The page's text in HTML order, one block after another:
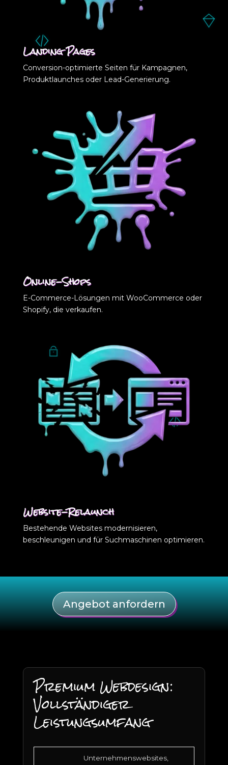
Landing Pages
Conversion-optimierte Seiten für Kampagnen,
Produktlaunches oder Lead-Generierung.
Online-Shops
E-Commerce-Lösungen mit WooCommerce oder
Shopify, die verkaufen.
Website-Relaunch
Bestehende Websites modernisieren,
beschleunigen und für Suchmaschinen optimieren.
Angebot anfordern
Premium Webdesign:
Vollständiger
Leistungsumfang
Unternehmenswebsites,